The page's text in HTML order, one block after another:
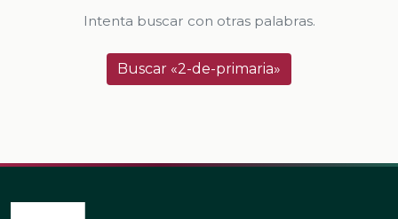
Intenta buscar con otras palabras.
Buscar «2-de-primaria»